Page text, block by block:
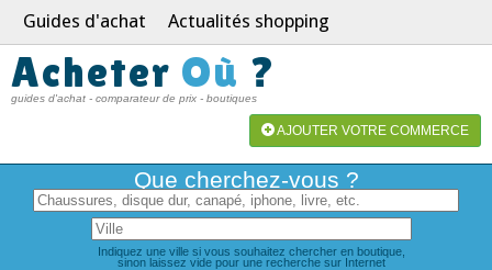
Guides d'achat Actualités shopping
Acheter Où ?
guides d'achat - comparateur de prix - boutiques
AJOUTER VOTRE COMMERCE
Que cherchez-vous ?
Indiquez une ville si vous souhaitez chercher en boutique,
sinon laissez vide pour une recherche sur Internet